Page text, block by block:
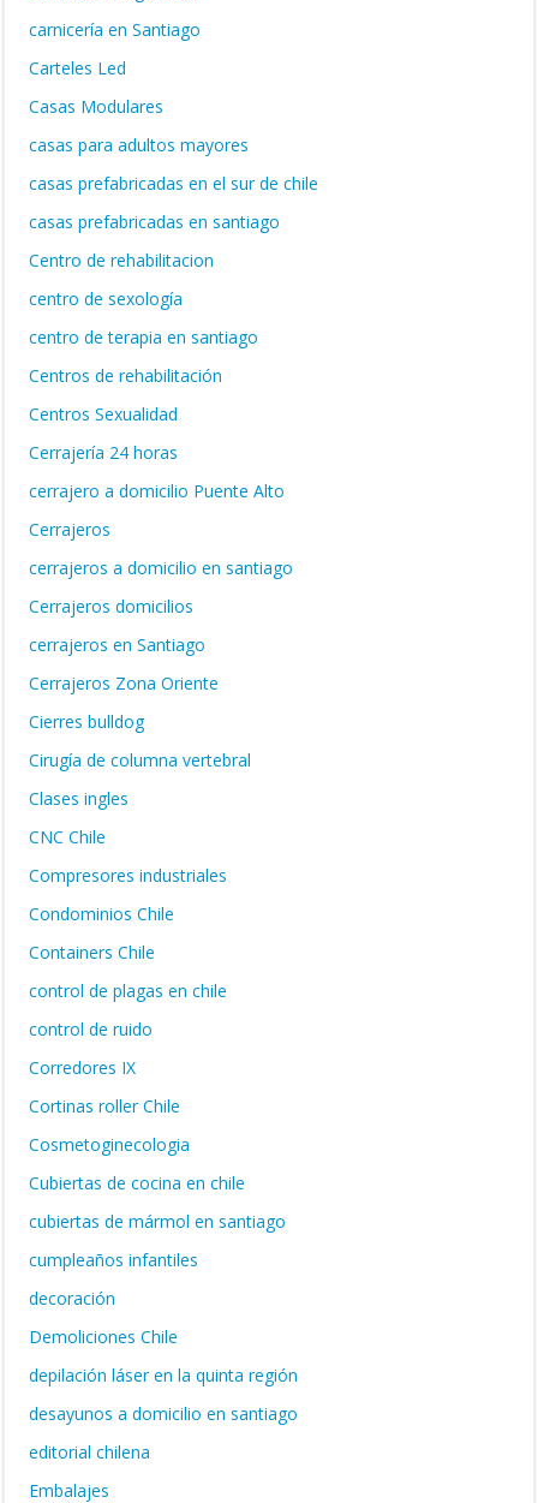
carnicería en Santiago
Carteles Led
Casas Modulares
casas para adultos mayores
casas prefabricadas en el sur de chile
casas prefabricadas en santiago
Centro de rehabilitacion
centro de sexología
centro de terapia en santiago
Centros de rehabilitación
Centros Sexualidad
Cerrajería 24 horas
cerrajero a domicilio Puente Alto
Cerrajeros
cerrajeros a domicilio en santiago
Cerrajeros domicilios
cerrajeros en Santiago
Cerrajeros Zona Oriente
Cierres bulldog
Cirugía de columna vertebral
Clases ingles
CNC Chile
Compresores industriales
Condominios Chile
Containers Chile
control de plagas en chile
control de ruido
Corredores IX
Cortinas roller Chile
Cosmetoginecologia
Cubiertas de cocina en chile
cubiertas de mármol en santiago
cumpleaños infantiles
decoración
Demoliciones Chile
depilación láser en la quinta región
desayunos a domicilio en santiago
editorial chilena
Embalajes